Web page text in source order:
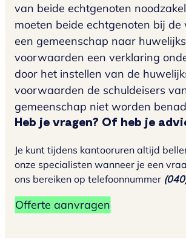
Heb je vragen? Of heb je
Je kunt tijdens kantooruren altijd
onze specialisten wanneer je een
ons bereiken op telefoonnummer
Offerte aanvragen
van beide echtgenoten
moeten beide echtgenoten bij
een gemeenschap naar
voorwaarden een verklaring
door het instellen van de
voorwaarden de schuldeisers
gemeenschap niet worden